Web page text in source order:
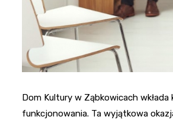
Dom Kultury w Ząbkowicach
funkcjonowania. Ta wyjątkowa